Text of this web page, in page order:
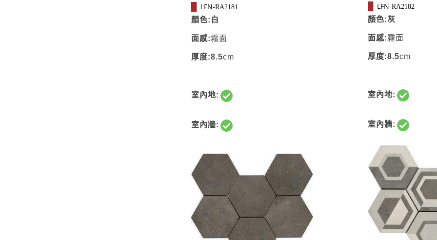
LFN-RA2181
顏色:白
面感:霧面
厚度:8.5cm
室內地:
室內牆:
LFN-RA2182
顏色:灰
面感:霧面
厚度:8.5cm
室內地:
室內牆: